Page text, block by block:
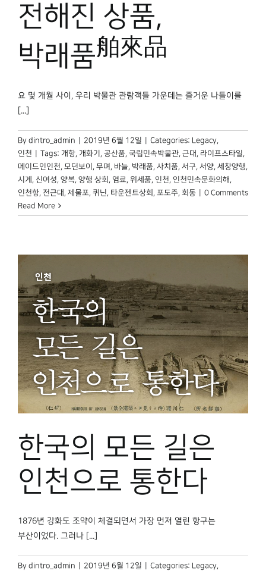
전해진 상품,
박래품舶來品
요 몇 개월 사이, 우리 박물관 관람객들 가운데는 즐거운 나들이를
[...]
By dintro_admin 2019년 6월 12일 Categories: Legacy,
인천
Tags: 개항, 개화기 , 공산품, 국립민속박물관, 근대 , 라이프스타일,
메이드인인천, 모던보이 , 무며 , 바늘, 박래품, 사치품, 서구, 서양, 세창양행,
시계 , 신여성, 양복, 양행 상회 , 염료, 위세품, 인천, 인천민속문화의해 ,
인천항, 전근대 , 제물포, 퀴닌, 타운젠트상회 , 포도주, 회동
0 Comments
Read More
한국의 모든 길은
인천으로 통한다
1876년 강화도 조약이 체결되면서 가장 먼저 열린 항구는
부산이었다. 그러나 [...]
By dintro_admin 2019년 6월 12일 Categories: Legacy,